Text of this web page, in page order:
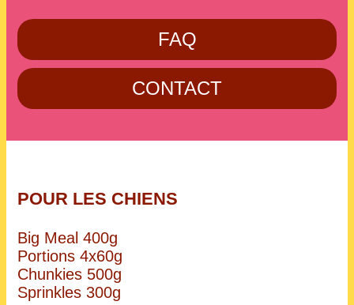
FAQ
CONTACT
POUR LES CHIENS
Big Meal 400g
Portions 4x60g
Chunkies 500g
Sprinkles 300g